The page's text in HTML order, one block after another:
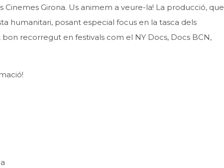
Cinemes Girona. Us animem a veure-la! La producció, que
humanitari, posant especial focus en la tasca dels
recorregut en festivals com el NY Docs, Docs BCN,